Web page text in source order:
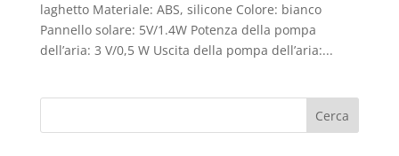
laghetto Materiale: ABS, silicone Colore: bianco
Pannello solare: 5V/1.4W Potenza della pompa
dell’aria: 3 V/0,5 W Uscita della pompa dell’aria:...